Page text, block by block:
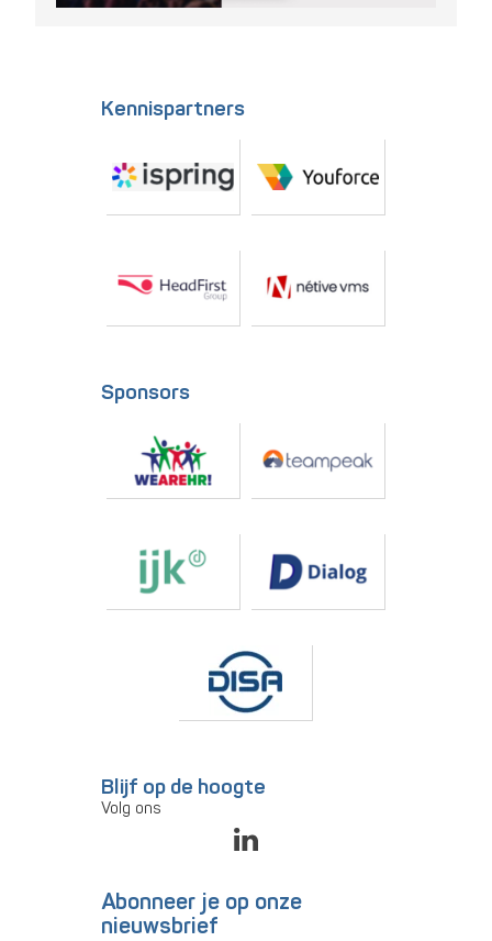
Kennispartners
Sponsors
Blijf op de hoogte
Volg ons
Abonneer je op onze
nieuwsbrief